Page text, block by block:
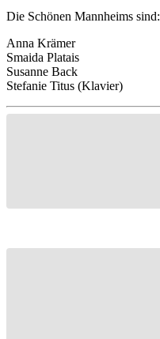
Die Schönen Mannheims sind:
Anna Krämer
Smaida Platais
Susanne Back
Stefanie Titus (Klavier)